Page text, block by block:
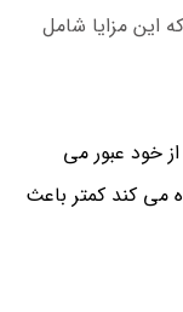
این مزایا شامل
خود عبور می
می کند کمتر باعث